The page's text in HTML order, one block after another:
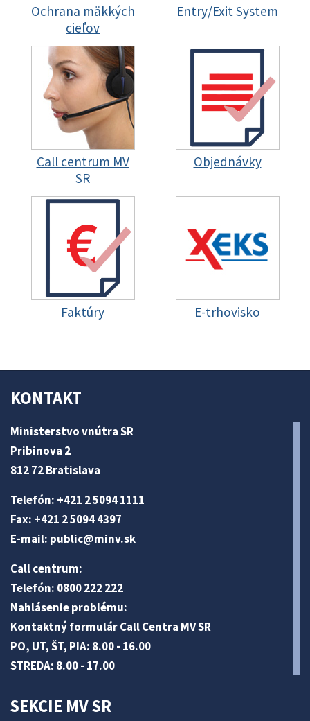
Ochrana mäkkých
cieľov
Entry/Exit System
Call centrum MV
SR
Objednávky
Faktúry E-trhovisko
KONTAKT
Ministerstvo vnútra SR
Pribinova 2
812 72 Bratislava
Telefón: +421 2 5094 1111
Fax: +421 2 5094 4397
E-mail: public@minv.sk
Call centrum:
Telefón: 0800 222 222
Nahlásenie problému:
Kontaktný formulár Call Centra MV SR
PO, UT, ŠT, PIA: 8.00 - 16.00
STREDA: 8.00 - 17.00
SEKCIE MV SR